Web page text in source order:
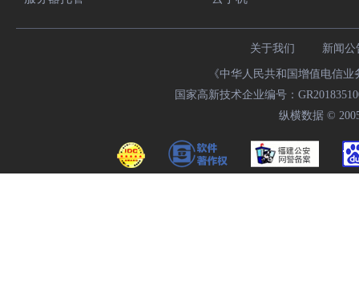
关于我们 新闻公
《中华人民共和国增值电信
国家高新技术企业编号：
纵横数据 ©